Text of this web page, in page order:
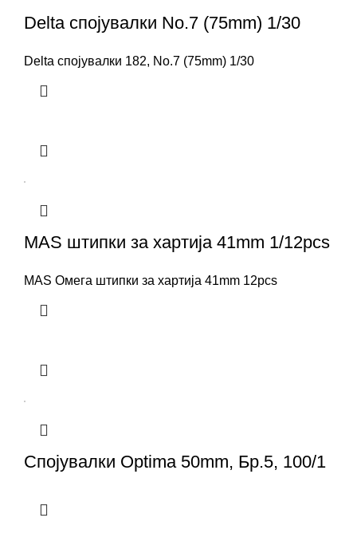
Delta спојувалки No.7 (75mm) 1/30
Delta спојувалки 182, No.7 (75mm) 1/30
MAS штипки за хартија 41mm 1/12pcs
MAS Омега штипки за хартија 41mm 12pcs
Спојувалки Optima 50mm, Бр.5, 100/1